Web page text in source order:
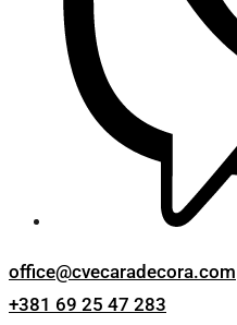
office@cvecaradecora.com
+381 69 25 47 283